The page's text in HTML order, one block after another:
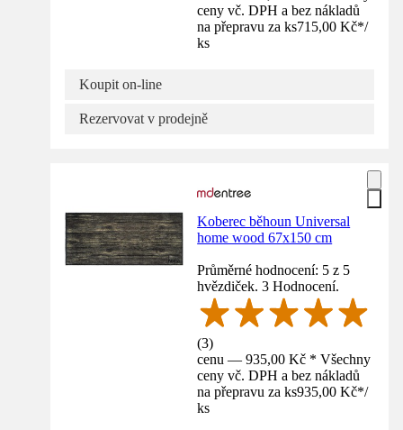
ceny vč. DPH a bez nákladů
na přepravu za ks715,00 Kč*/
ks
Koupit on-line
Rezervovat v prodejně
Koberec běhoun Universal
home wood 67x150 cm
Průměrné hodnocení: 5 z 5
hvězdiček. 3 Hodnocení.
(3)
cenu — 935,00 Kč * Všechny
ceny vč. DPH a bez nákladů
na přepravu za ks935,00 Kč*/
ks